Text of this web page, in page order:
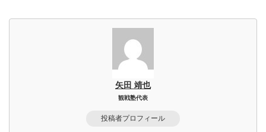
矢田 靖也
観戦塾代表
投稿者プロフィール